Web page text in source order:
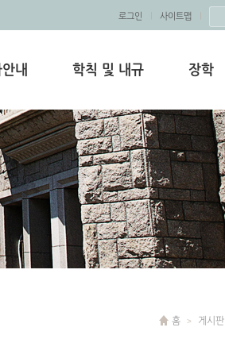
로그인 사이트맵
내 학칙 및 내규 장학
홈 게시판